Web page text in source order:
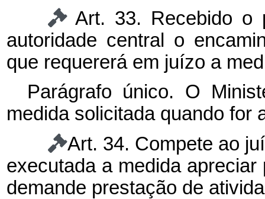
Art. 33. Recebido o
autoridade central o
que requererá em juízo a
Parágrafo único. O
medida solicitada quando for
Art. 34. Compete ao
executada a medida
demande prestação de